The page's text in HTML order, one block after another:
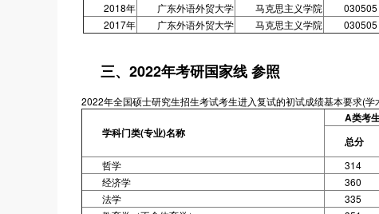
2018年
广东外语外贸大学 马克思主义学院 030505
2017年
广东外语外贸大学 马克思主义学院 030505
三、2022年考研国家线 参照
2022年全国硕士研究生招生考试考生进入复试的初试成绩基本要求(学
学科门类(专业)名称
A类考
总分
哲学 314
经济学
360
法学
335